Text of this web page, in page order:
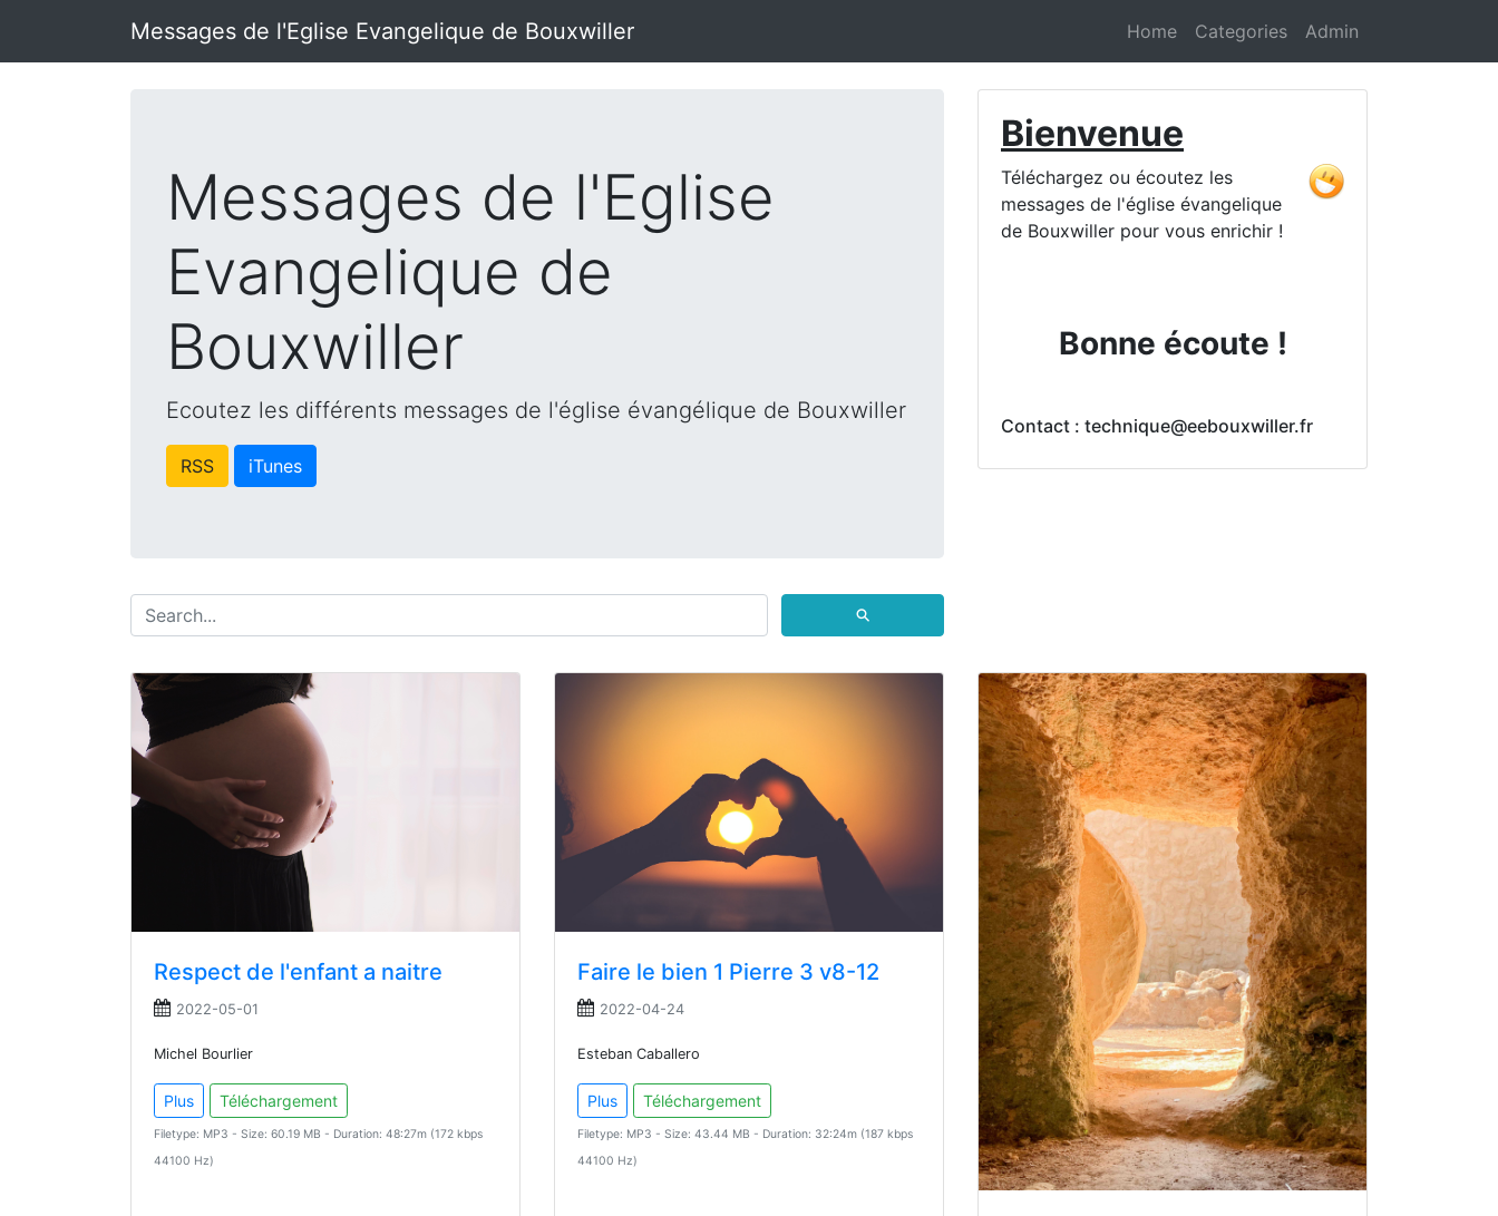
Messages de l'Eglise Evangelique de Bouxwiller Home Categories Admin
Messages de l'Eglise
Evangelique de
Bouxwiller
Ecoutez les différents messages de l'église évangélique de Bouxwiller
RSS iTunes
⚲
Bienvenue
Téléchargez ou écoutez les
messages de l'église évangelique
de Bouxwiller pour vous enrichir !
Bonne écoute !
Contact : technique@eebouxwiller.fr
Respect de l'enfant a naitre
2022-05-01
Michel Bourlier
Plus Téléchargement
Filetype: MP3 - Size: 60.19 MB - Duration: 48:27m (172 kbps
44100 Hz)
Faire le bien 1 Pierre 3 v8-12
2022-04-24
Esteban Caballero
Plus Téléchargement
Filetype: MP3 - Size: 43.44 MB - Duration: 32:24m (187 kbps
44100 Hz)